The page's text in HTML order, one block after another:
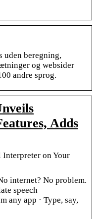
uden beregning,
og websider
andre sprog.
Adds
Interpreter on Your
internet? No problem.
speech
any app · Type, say,